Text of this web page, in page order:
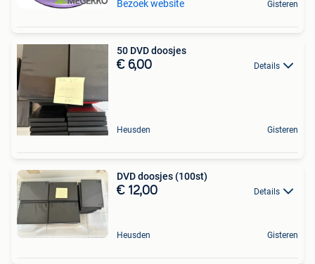
Bezoek website Gisteren
50 DVD doosjes
€ 6,00 Details
Heusden Gisteren
DVD doosjes (100st)
€ 12,00 Details
Heusden Gisteren